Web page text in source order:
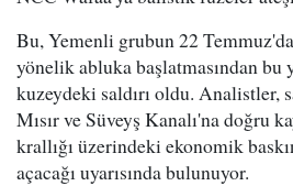
Bu, Yemenli grubun 22
yönelik abluka başlatmasından
kuzeydeki saldırı oldu. Analistler,
Mısır ve Süveyş Kanalı'na doğru
krallığı üzerindeki ekonomik
açacağı uyarısında bulunuyor.